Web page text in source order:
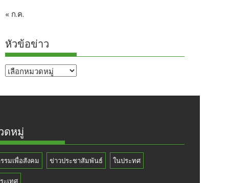
« ก.ค.
หัวข้อข่าว
หัวข้อ
ดหมู่
รมเพื่อสังคม ข่าวประชาสัมพันธ์ ในประทศ